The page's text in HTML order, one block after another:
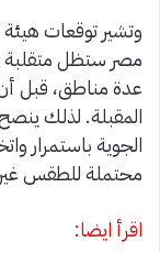
وتشير توقعات هيئة
مصر ستظل متقلبة
عدة مناطق، قبل أن
المقبلة. لذلك ينصح
الجوية باستمرار
محتملة للطقس
اقرأ ايضا: